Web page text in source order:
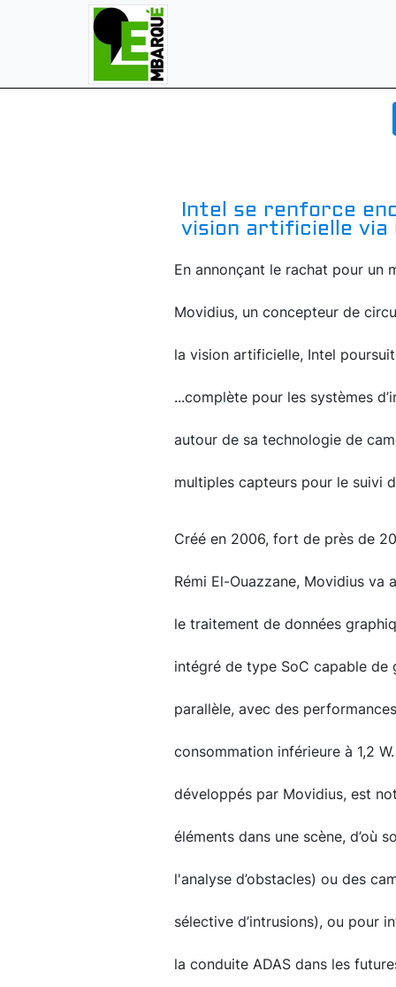
Intel se renforce
vision artificielle via
En annonçant le rachat pour un
Movidius, un concepteur de
la vision artificielle, Intel
...complète pour les systèmes
autour de sa technologie de
multiples capteurs pour le suivi
Créé en 2006, fort de près de
Rémi El-Ouazzane, Movidius
le traitement de données
intégré de type SoC capable de
parallèle, avec des
consommation inférieure à 1,2
développés par Movidius, est
éléments dans une scène, d’où
l'analyse d’obstacles) ou des
sélective d’intrusions), ou pour
la conduite ADAS dans les